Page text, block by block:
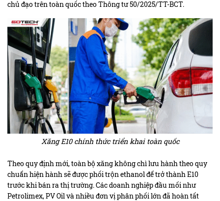
chủ đạo trên toàn quốc theo Thông tư 50/2025/TT-BCT.
Xăng E10 chính thức triển khai toàn quốc
Theo quy định mới, toàn bộ xăng không chì lưu hành theo quy
chuẩn hiện hành sẽ được phối trộn ethanol để trở thành E10
trước khi bán ra thị trường. Các doanh nghiệp đầu mối như
Petrolimex, PV Oil và nhiều đơn vị phân phối lớn đã hoàn tất